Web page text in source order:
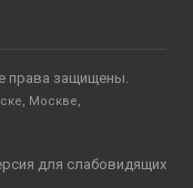
права защищены.
Москве,
для слабовидящих